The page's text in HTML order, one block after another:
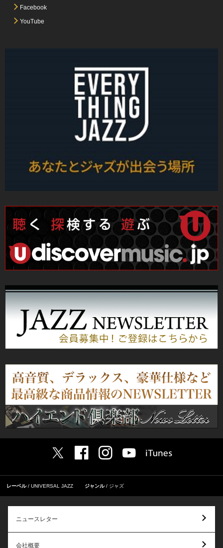
Facebook
YouTube
レーベル UNIVERSAL JAZZ ジャンル ジャズ
ニュースレター
会社概要